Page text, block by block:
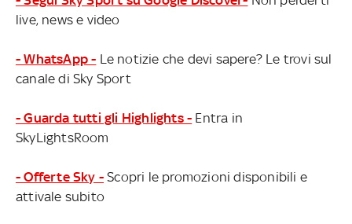
live, news e video
- WhatsApp - Le notizie che devi sapere? Le trovi sul
canale di Sky Sport
- Guarda tutti gli Highlights - Entra in
SkyLightsRoom
- Offerte Sky - Scopri le promozioni disponibili e
attivale subito